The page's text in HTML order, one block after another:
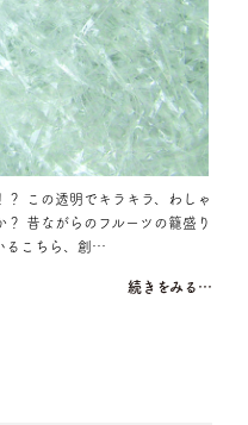
この透明でキラキラ、わしゃ
昔ながらのフルーツの籠盛り
るこちら、創…
続きをみる…